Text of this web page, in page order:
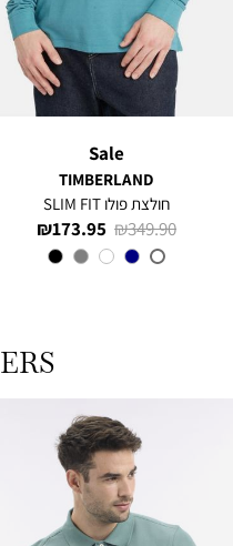
Sale
TIMBERLAND
חולצת פולו SLIM FIT
מחיר
מוצר
173.95 ₪
מחיר
רגיל
349.90 ₪
צבע
LIGHT